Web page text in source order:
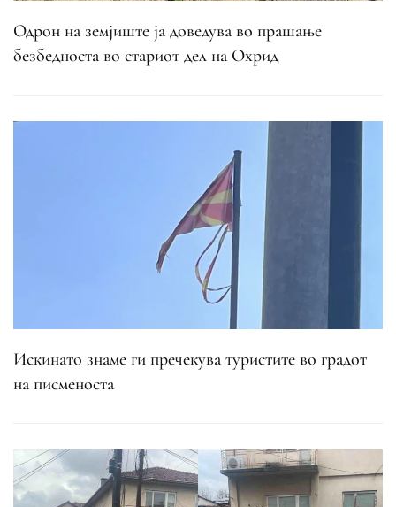
Одрон на земјиште ја доведува во прашање
безбедноста во стариот дел на Охрид
Искинато знаме ги пречекува туристите во градот
на писменоста